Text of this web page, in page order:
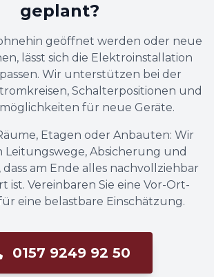
geplant?
geöffnet werden oder neue
lässt sich die Elektroinstallation
Wir unterstützen bei der
Schalterpositionen und
für neue Geräte.
Etagen oder Anbauten: Wir
Leitungswege, Absicherung und
am Ende alles nachvollziehbar
ist. Vereinbaren Sie eine Vor-Ort-
eine belastbare Einschätzung.
0157 9249 92 50